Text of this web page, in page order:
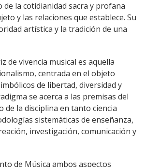
DEPARTAMENTOS
FACULTAD
Egresadas/os
de la cotidianidad sacra y profana
y las relaciones que establece. Su
artística y la tradición de una
de vivencia musical es aquella
centrada en el objeto
de libertad, diversidad y
se acerca a las premisas del
la disciplina en tanto ciencia
sistemáticas de enseñanza,
investigación, comunicación y
de Música ambos aspectos